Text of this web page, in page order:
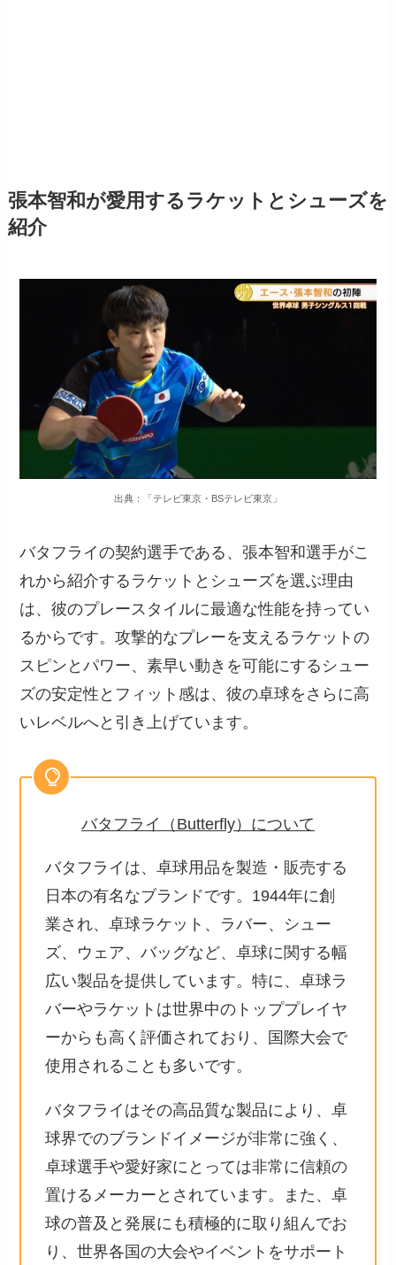
張本智和が愛用するラケットとシューズを
紹介
出典：「テレビ東京・BSテレビ東京」
バタフライの契約選手である、張本智和選手がこ
れから紹介するラケットとシューズを選ぶ理由
は、彼のプレースタイルに最適な性能を持ってい
るからです。攻撃的なプレーを支えるラケットの
スピンとパワー、素早い動きを可能にするシュー
ズの安定性とフィット感は、彼の卓球をさらに高
いレベルへと引き上げています。
バタフライ（Butterfly）について
バタフライは、卓球用品を製造・販売する
日本の有名なブランドです。1944年に創
業され、卓球ラケット、ラバー、シュー
ズ、ウェア、バッグなど、卓球に関する幅
広い製品を提供しています。特に、卓球ラ
バーやラケットは世界中のトッププレイヤ
ーからも高く評価されており、国際大会で
使用されることも多いです。
バタフライはその高品質な製品により、卓
球界でのブランドイメージが非常に強く、
卓球選手や愛好家にとっては非常に信頼の
置けるメーカーとされています。また、卓
球の普及と発展にも積極的に取り組んでお
り、世界各国の大会やイベントをサポート